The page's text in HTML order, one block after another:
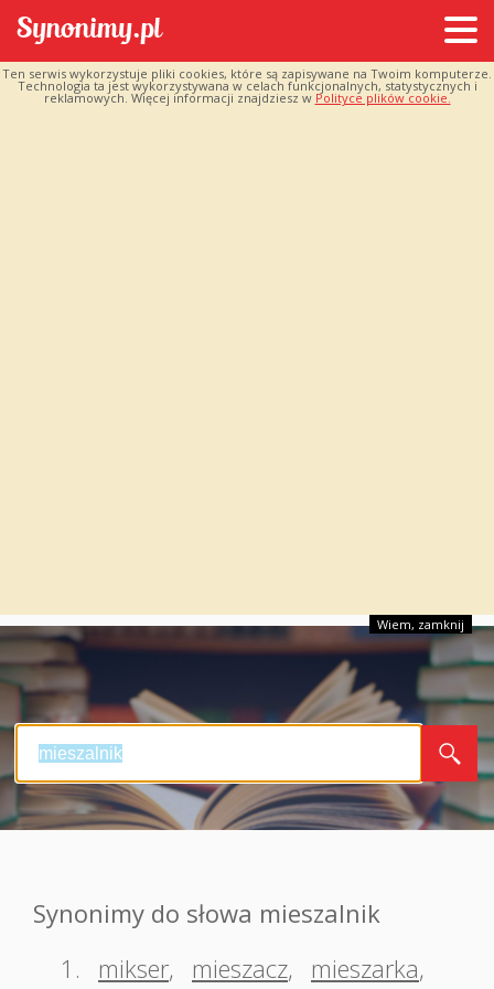
Ten serwis wykorzystuje pliki cookies, które są zapisywane na Twoim komputerze.
Technologia ta jest wykorzystywana w celach funkcjonalnych, statystycznych i
reklamowych. Więcej informacji znajdziesz w Polityce plików cookie.
Wiem, zamknij
Synonimy do słowa mieszalnik
1.
mikser, mieszacz, mieszarka,